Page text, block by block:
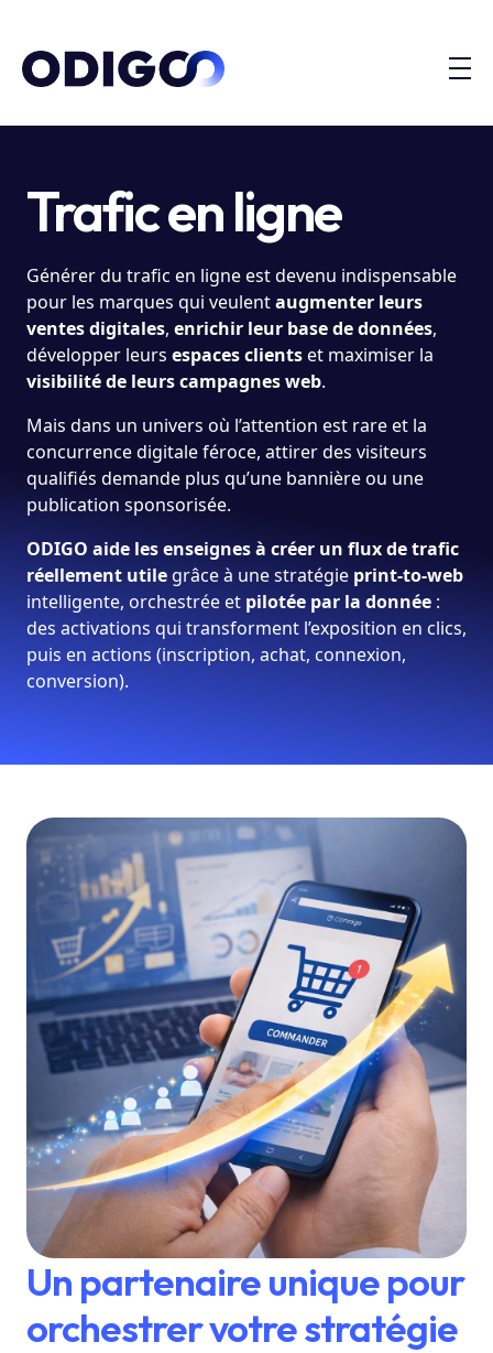
Trafic en ligne
Générer du trafic en ligne est devenu indispensable
pour les marques qui veulentaugmenter leurs
ventes digitales, enrichir leur base de données,
développer leurs espaces clientset maximiser la
visibilité de leurs campagnes web.
Mais dans un univers où l’attention est rare et la
concurrence digitale féroce, attirer des visiteurs
qualifiés demande plus qu’une bannière ou une
publication sponsorisée.
ODIGO aide les enseignes à créer un flux de trafic
réellement utilegrâce à une stratégie print-to-web
intelligente, orchestrée et pilotée par la donnée :
des activations qui transforment l’exposition en clics,
puis en actions (inscription, achat, connexion,
conversion).
Un partenaire unique pour
orchestrer votre stratégie